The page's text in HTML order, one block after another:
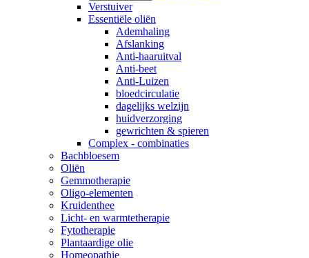
Verstuiver
Essentiële oliën
Ademhaling
Afslanking
Anti-haaruitval
Anti-beet
Anti-Luizen
bloedcirculatie
dagelijks welzijn
huidverzorging
gewrichten & spieren
Complex - combinaties
Bachbloesem
Oliën
Gemmotherapie
Oligo-elementen
Kruidenthee
Licht- en warmtetherapie
Fytotherapie
Plantaardige olie
Homeopathie